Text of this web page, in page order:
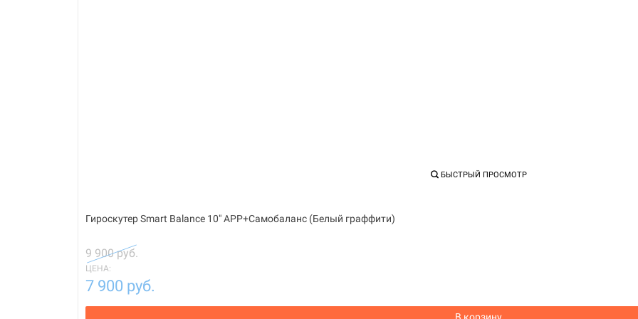
БЫСТРЫЙ ПРОСМОТР
Гироскутер Smart Balance 10" APP+Самобаланс (Белый граффити)
9 900 руб.
ЦЕНА:
7 900 руб.